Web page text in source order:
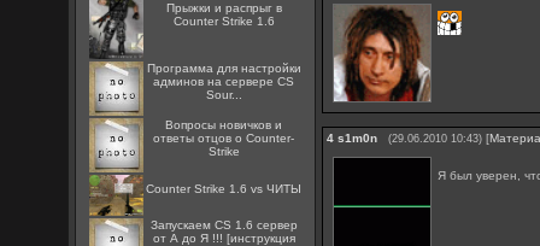
Прыжки и распрыг в
Counter Strike 1.6
Программа для настройки
админов на сервере CS
Sour...
Вопросы новичков и
ответы отцов о Counter-
Strike
Counter Strike 1.6 vs ЧИТЫ
Запускаем CS 1.6 сервер
от А до Я !!! [инструкция
4 s1m0n (29.06.2010 10:43) [
Я был уверен,